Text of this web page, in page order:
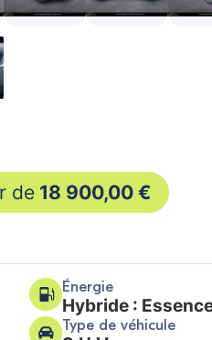
18 900,00 €
Énergie
Hybride :
Type de véhicule